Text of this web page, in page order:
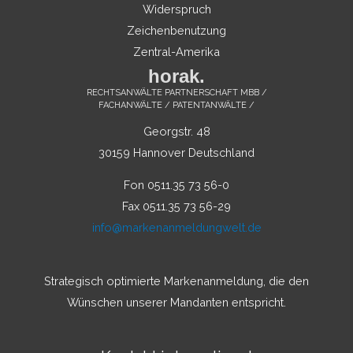
Widerspruch
Zeichenbenutzung
Zentral-Amerika
horak.
RECHTSANWÄLTE PARTNERSCHAFT MBB /
FACHANWÄLTE / PATENTANWÄLTE /
Georgstr. 48
30159 Hannover Deutschland
Fon 0511.35 73 56-0
Fax 0511.35 73 56-29
info@markenanmeldungwelt.de
Strategisch optimierte Markenanmeldung, die den
Wünschen unserer Mandanten entspricht.